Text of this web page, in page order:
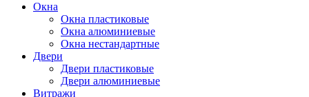
Окна
Окна пластиковые
Окна алюминиевые
Окна нестандартные
Двери
Двери пластиковые
Двери алюминиевые
Витражи